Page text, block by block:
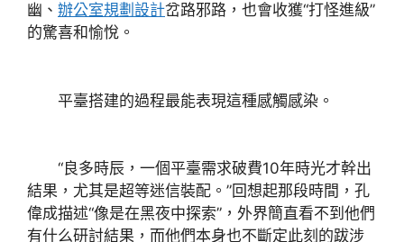
幽、 辦公室規劃設計岔路邪路，也會收獲“打怪進級”
的驚喜和愉悅。
平臺搭建的過程最能表現這種感觸感染。
“良多時辰，一個平臺需求破費10年時光才幹出
結果，尤其是超等迷信裝配。”回想起那段時間，孔
偉成描述“像是在黑夜中探索”，外界簡直看不到他們
有什么研討結果，而他們本身也不斷定此刻的跋涉